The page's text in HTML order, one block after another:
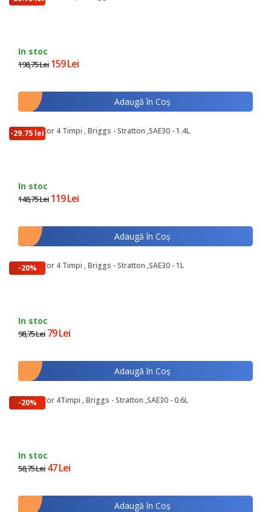
In stoc
198,75 Lei 159 Lei
Adaugă în Coş
-29.75 lei
Ulei Motor 4 Timpi , Briggs - Stratton ,SAE30 - 1.4L
In stoc
148,75 Lei 119 Lei
Adaugă în Coş
-20%
Ulei Motor 4 Timpi , Briggs - Stratton ,SAE30 - 1L
In stoc
98,75 Lei 79 Lei
Adaugă în Coş
-20%
Ulei Motor 4Timpi , Briggs - Stratton ,SAE30 - 0.6L
In stoc
58,75 Lei 47 Lei
Adaugă în Coş